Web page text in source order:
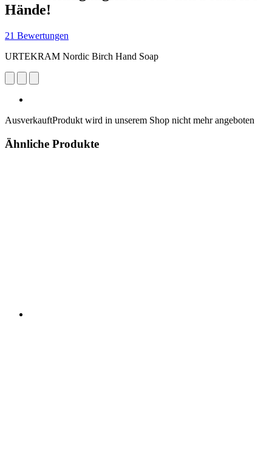
Hände!
21 Bewertungen
URTEKRAM Nordic Birch Hand Soap
AusverkauftProdukt wird in unserem Shop nicht mehr angeboten
Ähnliche Produkte